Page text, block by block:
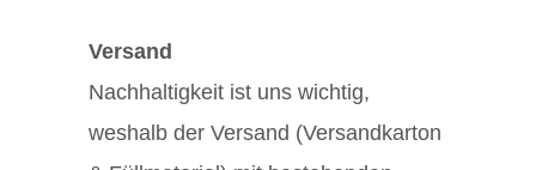
Versand
Nachhaltigkeit ist uns wichtig,
weshalb der Versand (Versandkarton